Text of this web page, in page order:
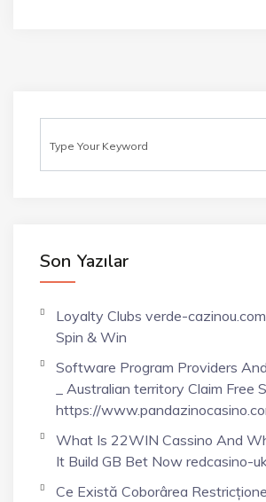
Son Yazılar
Loyalty Clubs verde-
Spin & Win
Software Program Providers
_ Australian territory Claim Free
https://
What Is 22WIN Cassino And
It Build GB Bet Now redcasino-
Ce Există Coborârea